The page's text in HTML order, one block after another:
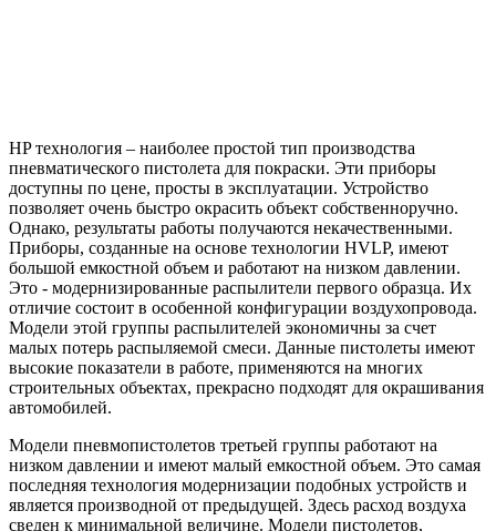
HP технология – наиболее простой тип производства
пневматического пистолета для покраски. Эти приборы
доступны по цене, просты в эксплуатации. Устройство
позволяет очень быстро окрасить объект собственноручно.
Однако, результаты работы получаются некачественными.
Приборы, созданные на основе технологии HVLP, имеют
большой емкостной объем и работают на низком давлении.
Это - модернизированные распылители первого образца. Их
отличие состоит в особенной конфигурации воздухопровода.
Модели этой группы распылителей экономичны за счет
малых потерь распыляемой смеси. Данные пистолеты имеют
высокие показатели в работе, применяются на многих
строительных объектах, прекрасно подходят для окрашивания
автомобилей.
Модели пневмопистолетов третьей группы работают на
низком давлении и имеют малый емкостной объем. Это самая
последняя технология модернизации подобных устройств и
является производной от предыдущей. Здесь расход воздуха
сведен к минимальной величине. Модели пистолетов,